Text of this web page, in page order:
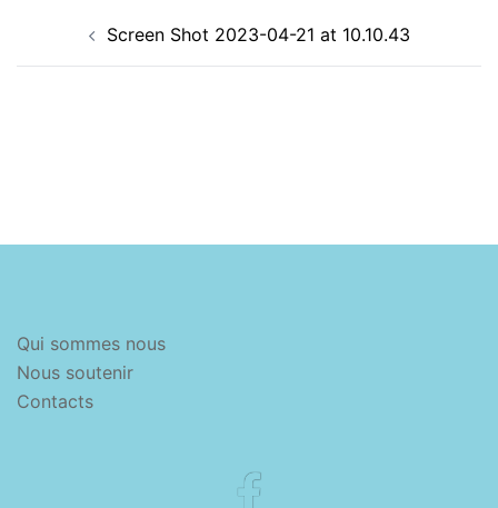
d’articleScreen Shot 2023-04-21 at 10.10.43
Qui sommes nous
Nous soutenir
Contacts